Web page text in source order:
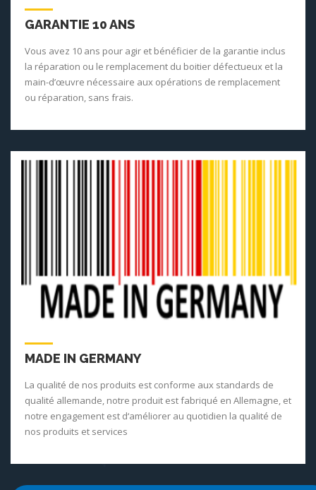
GARANTIE 10 ANS
Vous avez 10 ans pour agir et bénéficier de la garantie inclus
la réparation ou le remplacement du boitier défectueux et la
main-d’œuvre nécessaire aux opérations de remplacement
ou réparation, sans frais.
MADE IN GERMANY
La qualité de nos produits est conforme aux standards de
qualité allemande, notre produit est fabriqué en Allemagne, et
notre engagement est d‘améliorer au quotidien la qualité de
nos produits et services